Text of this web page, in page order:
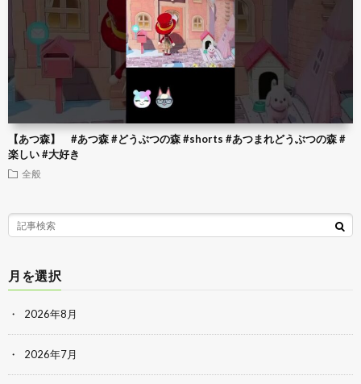
【あつ森】 #あつ森 #どうぶつの森 #shorts #あつまれどうぶつの森 #
楽しい #大好き
全般
月を選択
2026年8月
2026年7月